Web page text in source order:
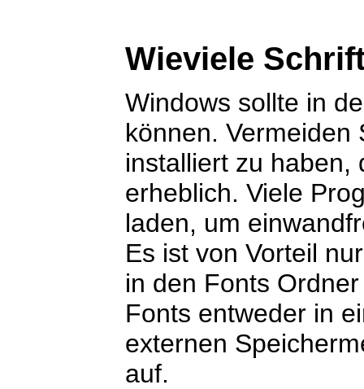
Wieviele
Windows sollte in
können. Vermeiden
installiert zu haben,
erheblich. Viele
laden, um
Es ist von Vorteil
in den Fonts
Fonts entweder in
externen
auf.